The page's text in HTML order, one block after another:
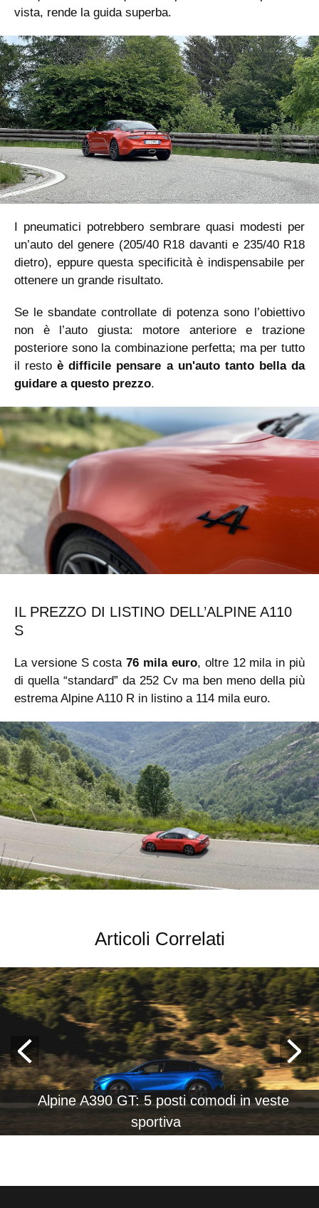
vista, rende la guida superba.
I pneumatici potrebbero sembrare quasi modesti per
un’auto del genere (205/40 R18 davanti e 235/40 R18
dietro), eppure questa specificità è indispensabile per
ottenere un grande risultato.
Se le sbandate controllate di potenza sono l’obiettivo
non è l’auto giusta: motore anteriore e trazione
posteriore sono la combinazione perfetta; ma per tutto
il restoè difficile pensare a un'auto tanto bella da
guidare a questo prezzo.
IL PREZZO DI LISTINO DELL’ALPINE A110
S
La versione S costa76 mila euro, oltre 12 mila in più
di quella “standard” da 252 Cv ma ben meno della più
estrema Alpine A110 R in listino a 114 mila euro.
Articoli Correlati
Alpine A390 GT: 5 posti comodi in veste
sportiva